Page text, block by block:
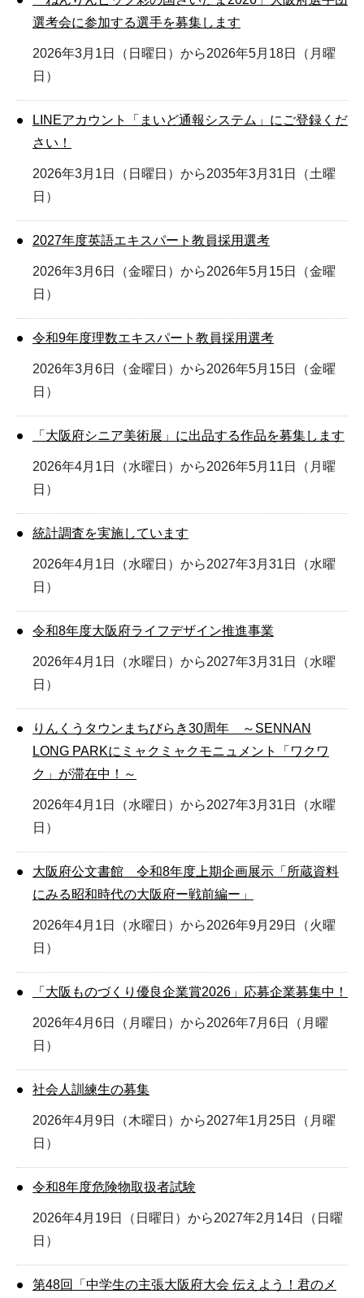
選考会に参加する選手を募集します
2026年3月1日（日曜日）から2026年5月18日（月曜
日）
LINEアカウント「まいど通報システム」にご登録くだ
さい！
2026年3月1日（日曜日）から2035年3月31日（土曜
日）
2027年度英語エキスパート教員採用選考
2026年3月6日（金曜日）から2026年5月15日（金曜
日）
令和9年度理数エキスパート教員採用選考
2026年3月6日（金曜日）から2026年5月15日（金曜
日）
「大阪府シニア美術展」に出品する作品を募集します
2026年4月1日（水曜日）から2026年5月11日（月曜
日）
統計調査を実施しています
2026年4月1日（水曜日）から2027年3月31日（水曜
日）
令和8年度大阪府ライフデザイン推進事業
2026年4月1日（水曜日）から2027年3月31日（水曜
日）
りんくうタウンまちびらき30周年 ～SENNAN
LONG PARKにミャクミャクモニュメント「ワクワ
ク」が滞在中！～
2026年4月1日（水曜日）から2027年3月31日（水曜
日）
大阪府公文書館 令和8年度上期企画展示「所蔵資料
にみる昭和時代の大阪府ー戦前編ー」
2026年4月1日（水曜日）から2026年9月29日（火曜
日）
「大阪ものづくり優良企業賞2026」応募企業募集中！
2026年4月6日（月曜日）から2026年7月6日（月曜
日）
社会人訓練生の募集
2026年4月9日（木曜日）から2027年1月25日（月曜
日）
令和8年度危険物取扱者試験
2026年4月19日（日曜日）から2027年2月14日（日曜
日）
第48回「中学生の主張大阪府大会 伝えよう！君のメ